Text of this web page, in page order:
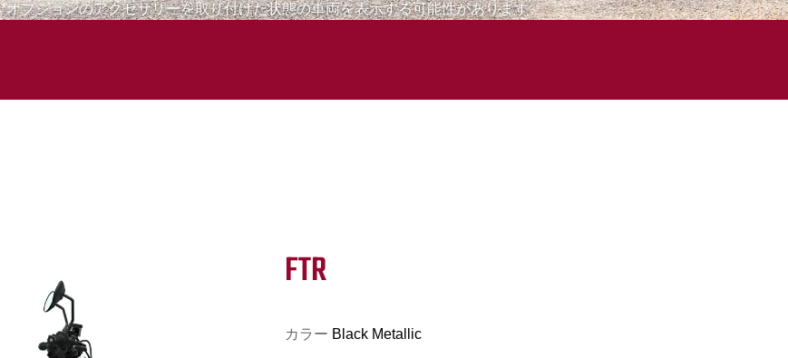
*オプションのアクセサリーを取り付けた状態の車両を表示する可能性があります。
FTR
カラー Black Metallic